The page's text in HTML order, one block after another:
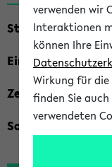
Studienfach
Einrichtung
Zeiten
Sonstiges
verwenden wir
Interaktionen
können Ihre
Wirkung für
finden Sie
verwendeten